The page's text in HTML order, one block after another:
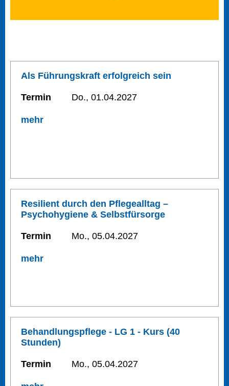
Als Führungskraft erfolgreich sein
Termin Do., 01.04.2027
mehr
Resilient durch den Pflegealltag –
Psychohygiene & Selbstfürsorge
Termin Mo., 05.04.2027
mehr
Behandlungspflege - LG 1 - Kurs (40
Stunden)
Termin Mo., 05.04.2027